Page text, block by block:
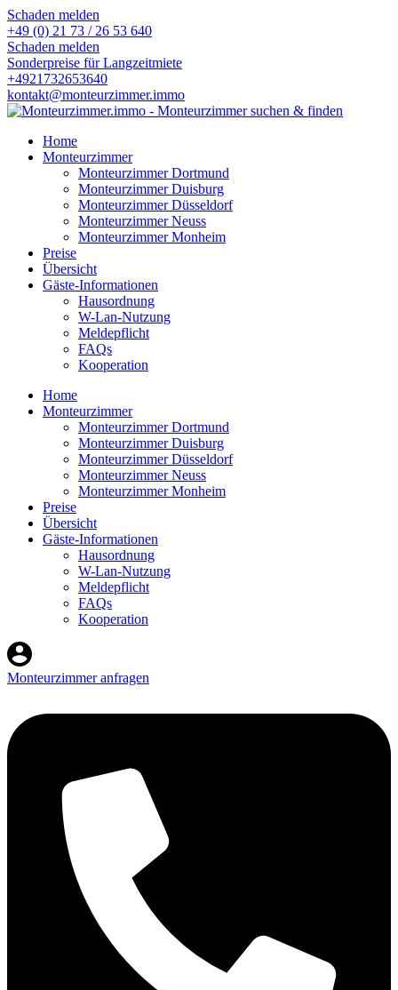
Schaden melden
+49 (0) 21 73 / 26 53 640
Schaden melden
Sonderpreise für Langzeitmiete
+4921732653640
kontakt@monteurzimmer.immo
Home
Monteurzimmer
Monteurzimmer Dortmund
Monteurzimmer Duisburg
Monteurzimmer Düsseldorf
Monteurzimmer Neuss
Monteurzimmer Monheim
Preise
Übersicht
Gäste-Informationen
Hausordnung
W-Lan-Nutzung
Meldepflicht
FAQs
Kooperation
Home
Monteurzimmer
Monteurzimmer Dortmund
Monteurzimmer Duisburg
Monteurzimmer Düsseldorf
Monteurzimmer Neuss
Monteurzimmer Monheim
Preise
Übersicht
Gäste-Informationen
Hausordnung
W-Lan-Nutzung
Meldepflicht
FAQs
Kooperation
Monteurzimmer anfragen